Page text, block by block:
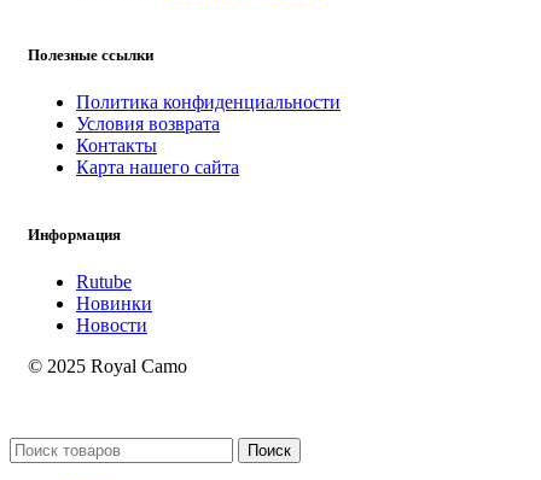
Полезные ссылки
Политика конфиденциальности
Условия возврата
Контакты
Карта нашего сайта
Информация
Rutube
Новинки
Новости
© 2025 Royal Camo
Поиск